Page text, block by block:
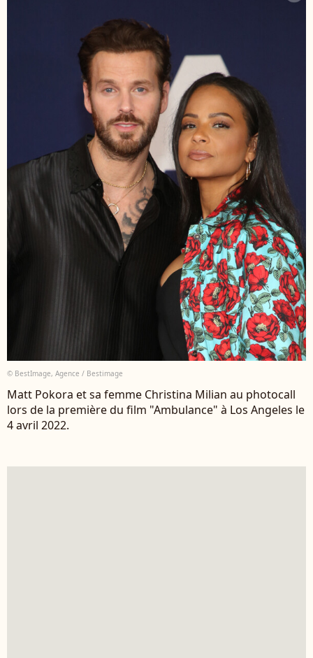
© BestImage, Agence / Bestimage
Matt Pokora et sa femme Christina Milian au photocall
lors de la première du film "Ambulance" à Los Angeles le
4 avril 2022.